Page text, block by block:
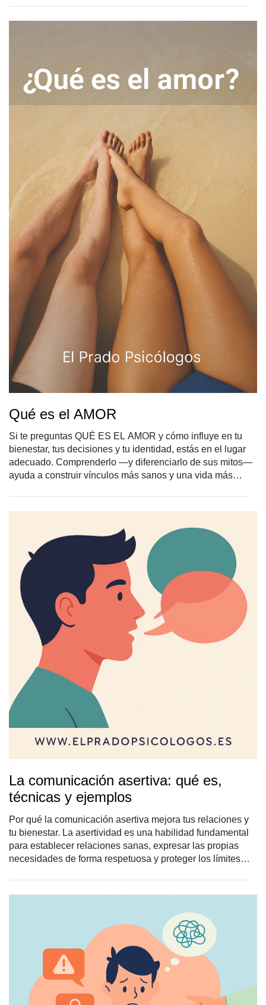
aparición de problemas de salud mental como el estrés, la
central de este artículo— el FOMO. Quizá te preguntes qué
cada vez escuchas más o cómo saber si tiene que ver
contigo. A lo largo del artículo conocerás el significado de
funciona en el cerebro y, sobre todo, qué puedes hacer
para empezar a liberarte de este miedo constante a
perderte algo importante en tu vida.
Qué es el AMOR
Si te preguntas QUÉ ES EL AMOR y cómo influye en tu
bienestar, tus decisiones y tu identidad, estás en el lugar
adecuado. Comprenderlo —y diferenciarlo de sus mitos—
ayuda a construir vínculos más sanos y una vida más
debe confundirse con amor.
La comunicación asertiva: qué es,
técnicas y ejemplos
Por qué la comunicación asertiva mejora tus relaciones y
tu bienestar. La asertividad es una habilidad fundamental
para establecer relaciones sanas, expresar las propias
necesidades de forma respetuosa y proteger los límites
puede generar conflictos, malestar emocional o
dificultades en la vida personal y profesional. En este
artículo de El Blog de El Prado Psicólogos explicamos qué
es la comunicación asertiva, en qué se diferencia de los
estilos pasivo, agresivo y pasivo-agresivo, y ofrecemos
técnicas y ejemplos prácticos para aplicarla con seguridad.